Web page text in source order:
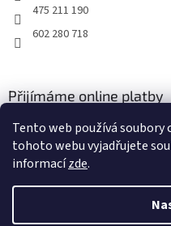
Tento web používá soubory
tohoto webu vyjadřujete
informacízde.
475 211 190
602 280 718
Přijímáme online platby